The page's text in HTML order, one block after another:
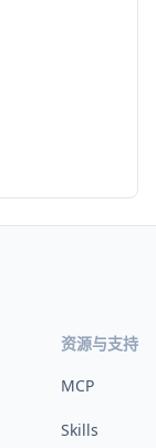
资源与支持
MCP
Skills